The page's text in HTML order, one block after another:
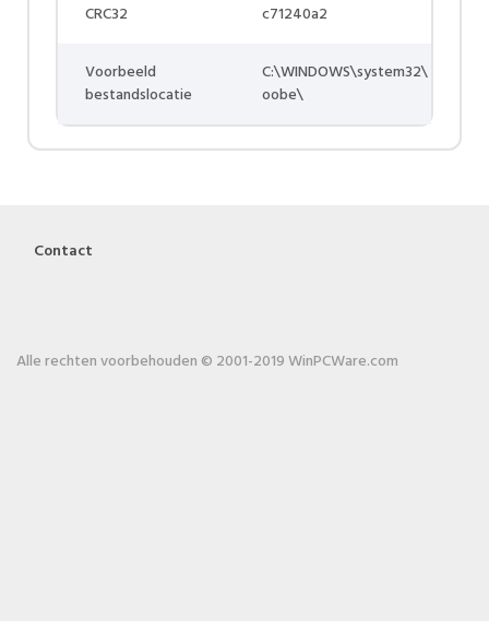
CRC32 c71240a2
Voorbeeld
bestandslocatie
C:\WINDOWS\system32\
oobe\
Contact
Alle rechten voorbehouden © 2001-2019 WinPCWare.com